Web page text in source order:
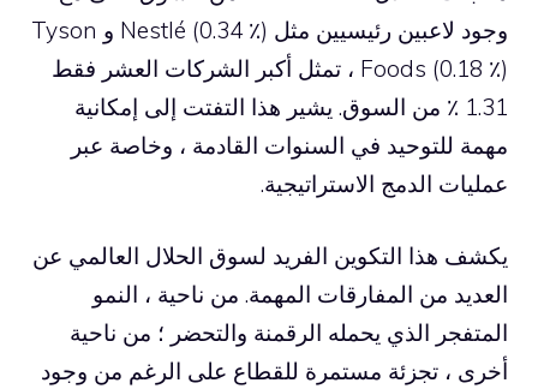
وجود لاعبين رئيسيين مثل Nestlé (0.34 ٪) و Tyson
Foods (0.18 ٪) ، تمثل أكبر الشركات العشر فقط
1.31 ٪ من السوق. يشير هذا التفتت إلى إمكانية
مهمة للتوحيد في السنوات القادمة ، وخاصة عبر
عمليات الدمج الاستراتيجية.
يكشف هذا التكوين الفريد لسوق الحلال العالمي عن
العديد من المفارقات المهمة. من ناحية ، النمو
المتفجر الذي يحمله الرقمنة والتحضر ؛ من ناحية
أخرى ، تجزئة مستمرة للقطاع على الرغم من وجود